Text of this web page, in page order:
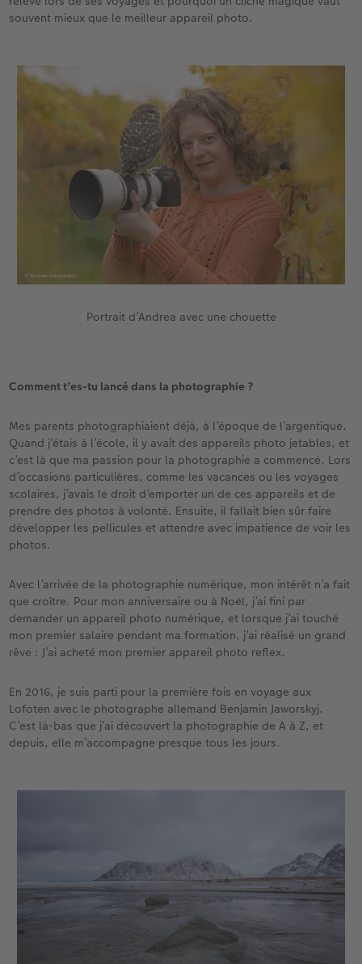
souvent mieux que le meilleur appareil photo.
Portrait d’Andrea avec une chouette
Comment t’es-tu lancé dans la photographie ?
Mes parents photographiaient déjà, à l’époque de l’argentique.
Quand j’étais à l’école, il y avait des appareils photo jetables, et
c’est là que ma passion pour la photographie a commencé. Lors
d’occasions particulières, comme les vacances ou les voyages
scolaires, j’avais le droit d’emporter un de ces appareils et de
prendre des photos à volonté. Ensuite, il fallait bien sûr faire
développer les pellicules et attendre avec impatience de voir les
photos.
Avec l’arrivée de la photographie numérique, mon intérêt n’a fait
que croître. Pour mon anniversaire ou à Noël, j’ai fini par
demander un appareil photo numérique, et lorsque j’ai touché
mon premier salaire pendant ma formation, j’ai réalisé un grand
rêve : J’ai acheté mon premier appareil photo reflex.
En 2016, je suis parti pour la première fois en voyage aux
Lofoten avec le photographe allemand Benjamin Jaworskyj.
C’est là-bas que j’ai découvert la photographie de A à Z, et
depuis, elle m’accompagne presque tous les jours.